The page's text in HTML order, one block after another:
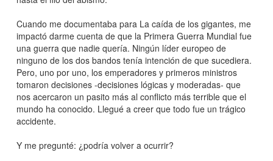
Cuando me documentaba para La caída de los gigantes, me
impactó darme cuenta de que la Primera Guerra Mundial fue
una guerra que nadie quería. Ningún líder europeo de
ninguno de los dos bandos tenía intención de que sucediera.
Pero, uno por uno, los emperadores y primeros ministros
tomaron decisiones -decisiones lógicas y moderadas- que
nos acercaron un pasito más al conflicto más terrible que el
mundo ha conocido. Llegué a creer que todo fue un trágico
accidente.
Y me pregunté: ¿podría volver a ocurrir?